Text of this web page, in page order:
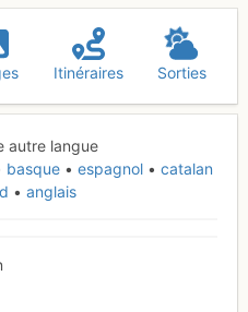
Itinéraires Sorties
autre langue
basque espagnol
catalan
anglais